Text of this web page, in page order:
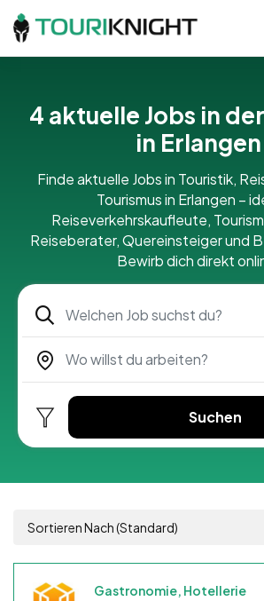
4 aktuelle Jobs in
in Erlangen
Finde aktuelle Jobs in Touristik,
Tourismus in Erlangen –
Reiseverkehrskaufleute,
Reiseberater, Quereinsteiger und
Bewirb dich direkt
Suchen
Sortieren Nach (Standard)
Gastronomie, Hotellerie